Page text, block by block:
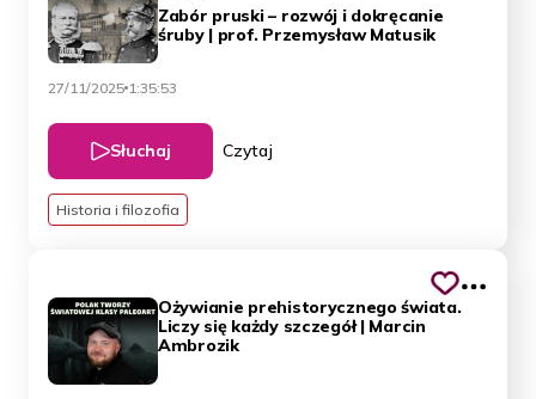
Zabór pruski – rozwój i dokręcanie
śruby | prof. Przemysław Matusik
27/11/2025 1:35:53
Słuchaj Czytaj
Historia i filozofia
Ożywianie prehistorycznego świata.
Liczy się każdy szczegół | Marcin
Ambrozik